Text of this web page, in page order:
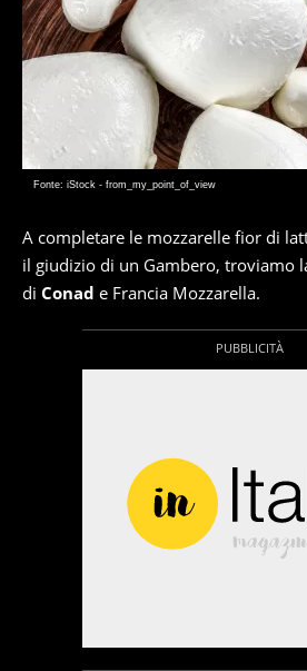
Fonte: iStock - from_my_point_of_view
A completare le mozzarelle fior di
il giudizio di un Gambero, troviamo
di Conad e Francia Mozzarella.